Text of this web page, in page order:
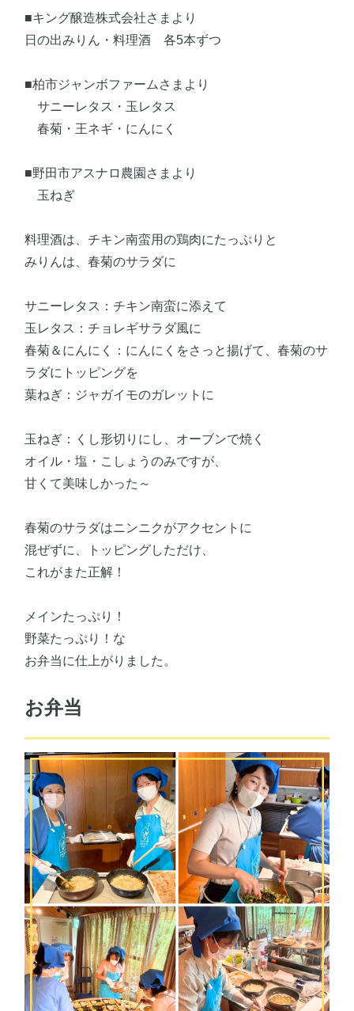
■キング醸造株式会社さまより
日の出みりん・料理酒 各5本ずつ
■柏市ジャンボファームさまより
サニーレタス・玉レタス
春菊・王ネギ・にんにく
■野田市アスナロ農園さまより
玉ねぎ
料理酒は、チキン南蛮用の鶏肉にたっぷりと
みりんは、春菊のサラダに
サニーレタス：チキン南蛮に添えて
玉レタス：チョレギサラダ風に
春菊＆にんにく：にんにくをさっと揚げて、春菊のサ
ラダにトッピングを
葉ねぎ：ジャガイモのガレットに
玉ねぎ：くし形切りにし、オーブンで焼く
オイル・塩・こしょうのみですが、
甘くて美味しかった～
春菊のサラダはニンニクがアクセントに
混ぜずに、トッピングしただけ、
これがまた正解！
メインたっぷり！
野菜たっぷり！な
お弁当に仕上がりました。
お弁当